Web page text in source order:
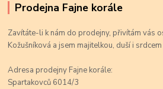
Prodejna Fajne korále
Zavítáte-li k nám do prodejny, přivítám vás
Kožušníková a jsem majitelkou, duší i
Adresa prodejny Fajne korále:
Spartakovců 6014/3